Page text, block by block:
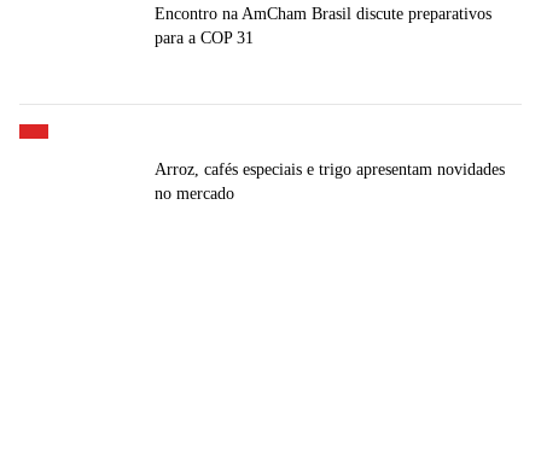
Encontro na AmCham Brasil discute preparativos
para a COP 31
Arroz, cafés especiais e trigo apresentam novidades
no mercado